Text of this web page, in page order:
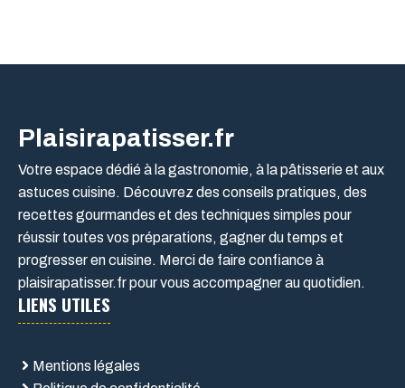
Plaisirapatisser.fr
Votre espace dédié à la gastronomie, à la pâtisserie et aux
astuces cuisine. Découvrez des conseils pratiques, des
recettes gourmandes et des techniques simples pour
réussir toutes vos préparations, gagner du temps et
progresser en cuisine. Merci de faire confiance à
plaisirapatisser.fr pour vous accompagner au quotidien.
LIENS UTILES
Mentions légales